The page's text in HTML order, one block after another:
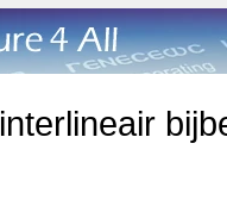
interlineair